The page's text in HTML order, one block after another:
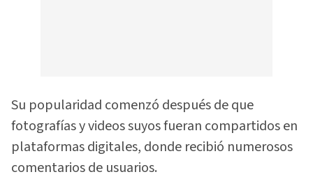
Su popularidad comenzó después de que
fotografías y videos suyos fueran compartidos en
plataformas digitales, donde recibió numerosos
comentarios de usuarios.